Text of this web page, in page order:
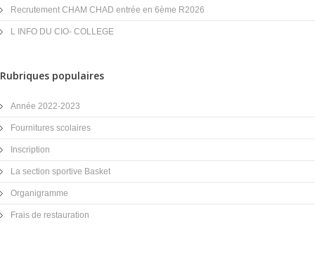
Recrutement CHAM CHAD entrée en 6ème R2026
L INFO DU CIO- COLLEGE
Rubriques populaires
Année 2022-2023
Fournitures scolaires
Inscription
La section sportive Basket
Organigramme
Frais de restauration